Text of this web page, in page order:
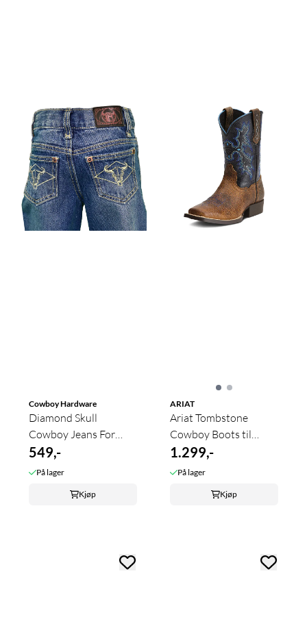
Cowboy Hardware
Diamond Skull
Cowboy Jeans For
Gutt
549,-
På lager
Kjøp
ARIAT
Ariat Tombstone
Cowboy Boots til
Barn/ungdom
1.299,-
På lager
Kjøp